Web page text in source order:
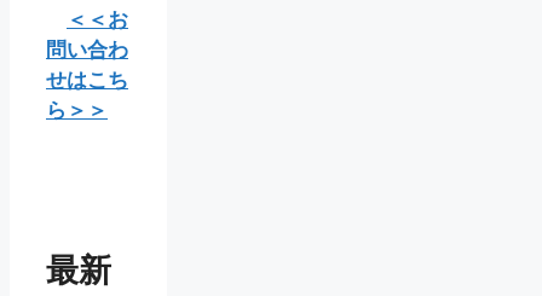
＜＜お
問い合わ
せはこち
ら＞＞
最新